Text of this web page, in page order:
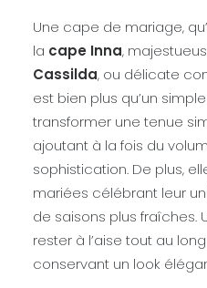
Une cape de mariage,
la cape Inna,
Cassilda, ou délicate
est bien plus qu’un
transformer une tenue
ajoutant à la fois du
sophistication. De plus,
mariées célébrant leur
de saisons plus fraîches.
rester à l’aise tout au
conservant un look